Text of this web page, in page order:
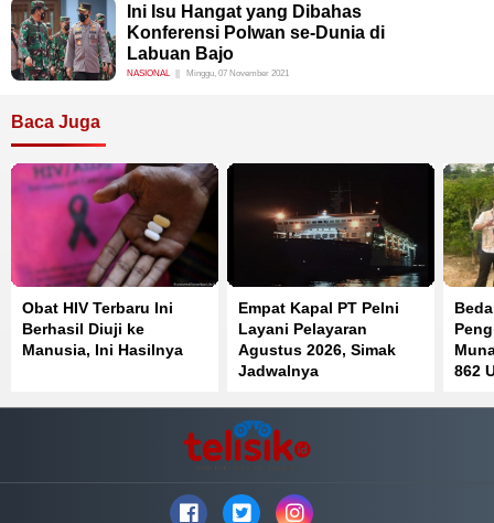
Ini Isu Hangat yang Dibahas
Konferensi Polwan se-Dunia di
Labuan Bajo
NASIONAL Minggu, 07 November 2021
Baca Juga
Obat HIV Terbaru Ini
Berhasil Diuji ke
Manusia, Ini Hasilnya
Empat Kapal PT Pelni
Layani Pelayaran
Agustus 2026, Simak
Jadwalnya
862